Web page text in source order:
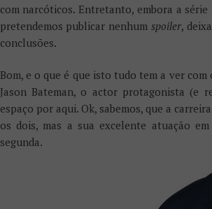
com narcóticos. Entretanto, embora a
pretendemos publicar nenhumspoiler,
conclusões.
Bom, e o que é que isto tudo tem a ver
Jason Bateman, o actor protagonista (e
espaço por aqui. Ok, sabemos, que a
os dois, mas a sua excelente atuação
segunda.